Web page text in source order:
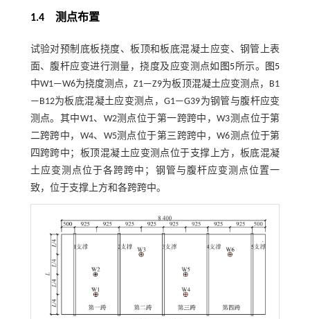
1.4测点布置
试验对预制底板挠度、板顶和板底混凝土应变、钢管上表
面、腹杆应变进行测量，挠度及应变测点如 图5所示。
图5
中W1—W6为挠度测点，Z1—Z9为板顶混凝土应变测点，B1
—B12为板底混凝土应变测点，G1—G39为钢管与腹杆应变
测点。其中W1、W2测点位于第一跨跨中，W3测点位于第
二跨跨中，W4、W5测点位于第三跨跨中，W6测点位于第
四跨跨中；板顶混凝土应变测点位于支撑上方，板底混凝
土应变测点位于各跨跨中；钢管与腹杆应变测点位置一
致，位于支撑上方和各跨跨中。